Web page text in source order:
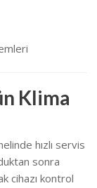
Klima
hızlı servis
sonra
cihazı kontrol